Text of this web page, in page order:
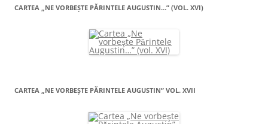
CARTEA „NE VORBEŞTE PĂRINTELE AUGUSTIN…” (VOL. XVI)
CARTEA „NE VORBEŞTE PĂRINTELE AUGUSTIN” VOL. XVII